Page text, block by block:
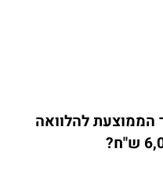
הממוצעת להלוואה